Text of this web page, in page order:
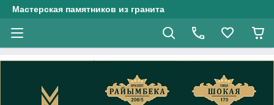
Мастерская памятников из гранита